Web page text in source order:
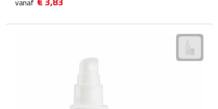
IJskrabbers
Rijbewijs- & kentekenhoezen
vanaf